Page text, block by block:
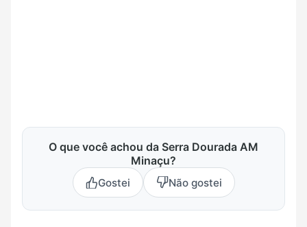
O que você achou da Serra Dourada AM
Minaçu?
Gostei Não gostei